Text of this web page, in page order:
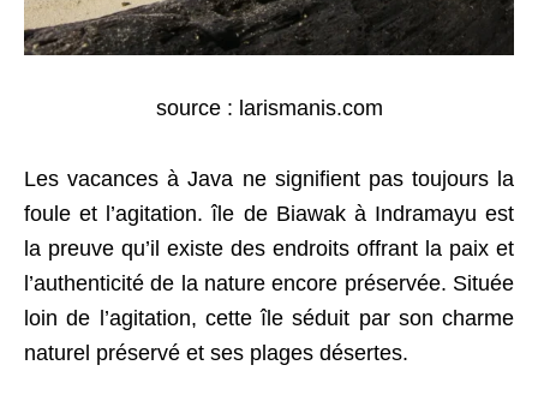
source : larismanis.com
Les vacances à Java ne signifient pas toujours la
foule et l’agitation. île de Biawak à Indramayu est
la preuve qu’il existe des endroits offrant la paix et
l’authenticité de la nature encore préservée. Située
loin de l’agitation, cette île séduit par son charme
naturel préservé et ses plages désertes.